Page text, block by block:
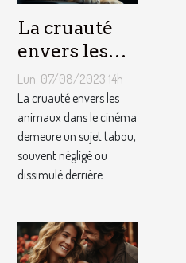
La cruauté
envers les
animaux
dans le
cinéma : un
sujet tabou
Lun. 07/08/2023 14h
La cruauté envers les
animaux dans le cinéma
demeure un sujet tabou,
souvent négligé ou
dissimulé derrière...